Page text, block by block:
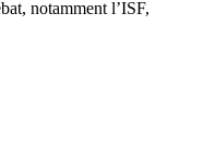
notamment l’ISF,